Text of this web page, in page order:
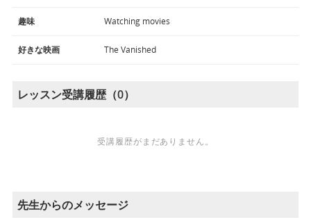
趣味 Watching movies
好きな映画 The Vanished
レッスン受講履歴（0）
受講履歴がまだありません。
先生からのメッセージ